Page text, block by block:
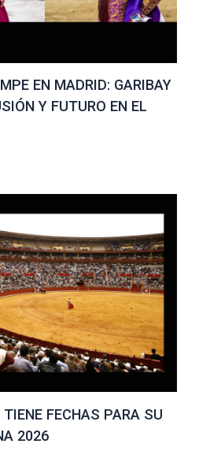
EN MADRID: GARIBAY
Y FUTURO EN EL
TIENE FECHAS PARA SU
2026